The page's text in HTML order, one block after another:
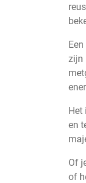
zijn
Het
en
Of
of